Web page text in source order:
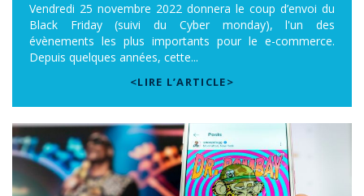
Vendredi 25 novembre 2022 donnera le coup d’envoi du
Black Friday (suivi du Cyber monday), l'un des
évènements les plus importants pour le e-commerce.
Depuis quelques années, cette...
<LIRE L’ARTICLE>